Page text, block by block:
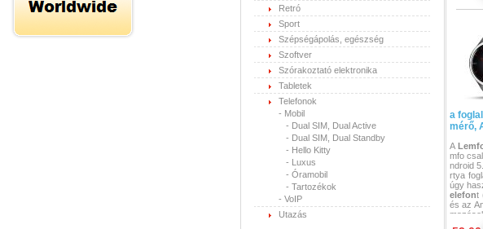
Retró
Sport
Szépségápolás, egészség
Szoftver
Szórakoztató elektronika
Tabletek
Telefonok
- Mobil
- Dual SIM, Dual Active
- Dual SIM, Dual Standby
- Hello Kitty
- Luxus
- Óramobil
- Tartozékok
- VoIP
Utazás
a
mérő,
A
mfo
ndroid
rtya
úgy
elefont
és az